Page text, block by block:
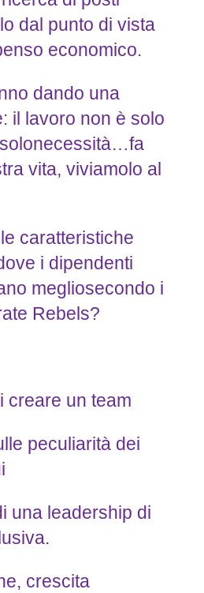
dal punto di vista
economico.
dando una
il lavoro non è solo
vita, viviamolo al
caratteristiche
i dipendenti
megliosecondo i
Rebels?
creare un team
peculiarità dei
una leadership di
crescita